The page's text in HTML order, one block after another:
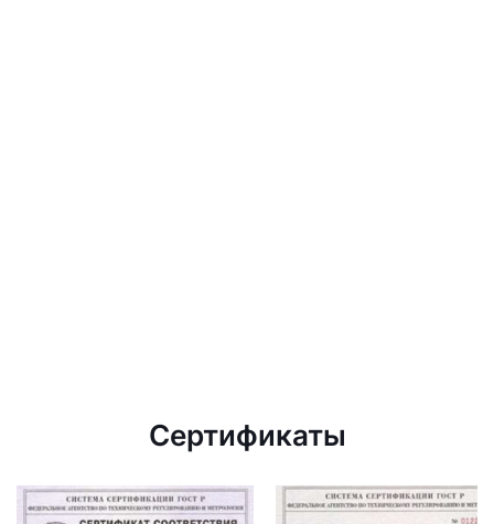
Сертификаты